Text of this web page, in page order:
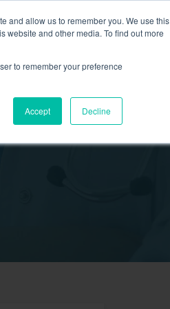
and allow us to remember you. We use this
website and other media. To find out more
to remember your preference
Accept Decline
活動 商店 2155 9055